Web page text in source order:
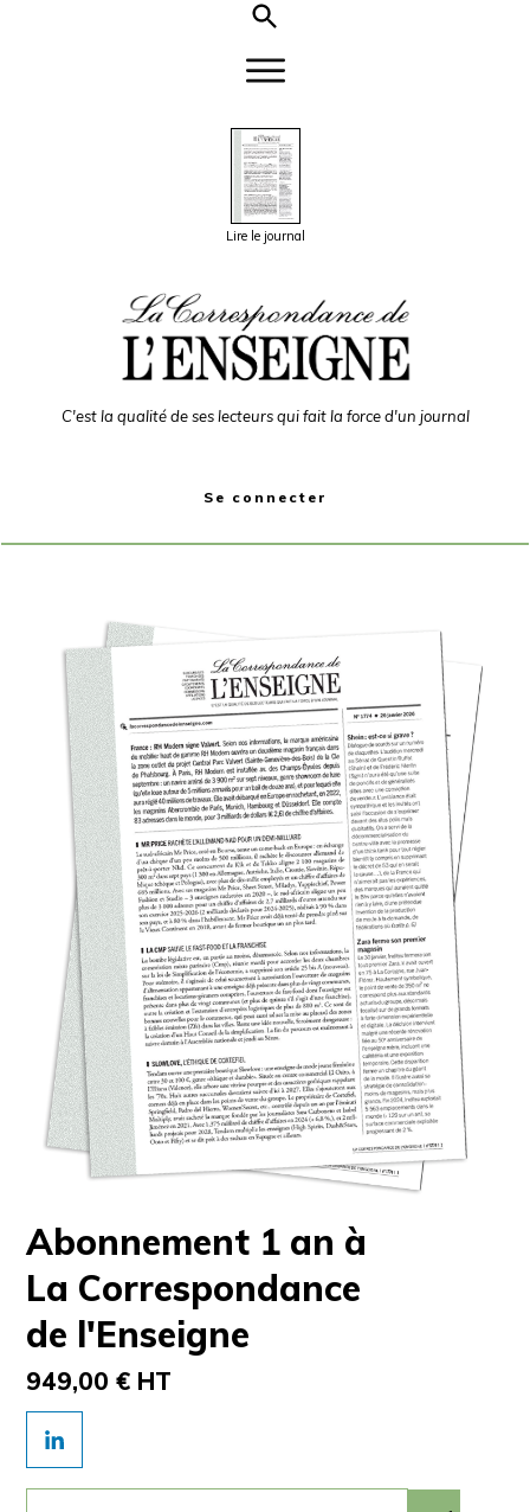
Lire le journal
C'est la qualité de ses lecteurs qui fait la force d'un journal
Se connecter
Abonnement 1 an à
La Correspondance
de l'Enseigne
949,00 € HT